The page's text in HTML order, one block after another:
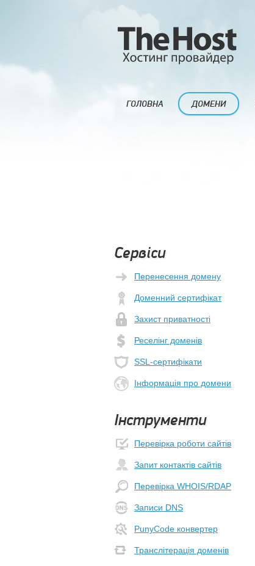
ГОЛОВНА ДОМЕНИ
Сервіси
Перенесення домену
Доменний сертифікат
Захист приватності
Реселінг доменів
SSL-сертифікати
Інформація про домени
Інструменти
Перевірка роботи сайтів
Запит контактів сайтів
Перевірка WHOIS/RDAP
Записи DNS
PunyCode конвертер
Транслітерація доменів